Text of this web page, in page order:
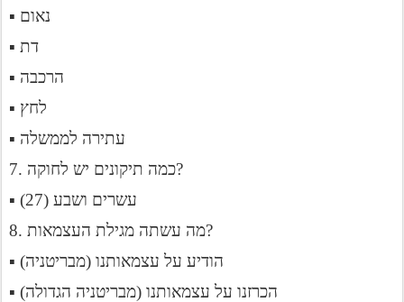
▪ נאום
▪ דת
▪ הרכבה
▪ לחץ
▪ עתירה לממשלה
7. כמה תיקונים יש לחוקה?
▪ עשרים ושבע (27)
8. מה עשתה מגילת העצמאות?
▪ הודיע ​​על עצמאותנו (מבריטניה)
▪ הכרזנו על עצמאותנו (מבריטניה הגדולה)